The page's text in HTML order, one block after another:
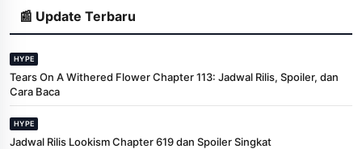
📰 Update Terbaru
HYPE
Tears On A Withered Flower Chapter 113: Jadwal Rilis, Spoiler, dan
Cara Baca
HYPE
Jadwal Rilis Lookism Chapter 619 dan Spoiler Singkat